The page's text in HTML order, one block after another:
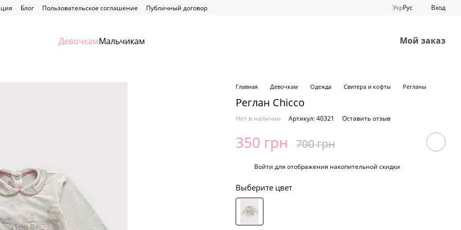
Блог Пользовательское соглашение Публичный договор УкрРус Вход
ДевочкамМальчикам Мой заказ
Главная Девочкам Одежда Свитера и кофты Регланы
Реглан Chicco
Нет в наличии Артикул: 40321 Оставить отзыв
350 грн 700 грн
Войти для отображения накопительной скидки
Выберите цвет